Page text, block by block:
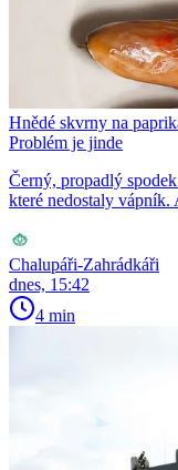
Hnědé skvrny na
Problém je jinde
Černý, propadlý
které nedostaly
Chalupáři-Zahrádkáři
dnes, 15:42
4 min